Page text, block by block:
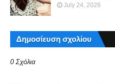
July 24, 2026
Δημοσίευση σχολίου
0 Σχόλια